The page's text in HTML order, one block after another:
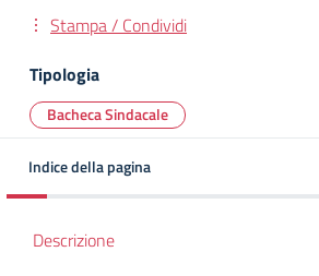
Stampa / Condividi
Tipologia
Bacheca Sindacale
Indice della pagina
Descrizione